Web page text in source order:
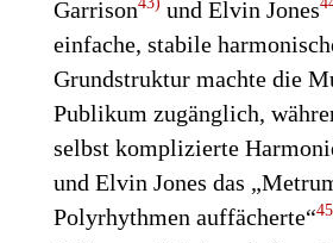
Garrison und Elvin Jones
einfache, stabile
Grundstruktur machte die
Publikum zugänglich,
selbst komplizierte
und Elvin Jones das
Polyrhythmen auffächerte“